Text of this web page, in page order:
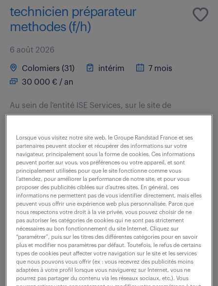
technicien préparateur
methodes (f/h)
6 août 2026
Colomiers (31) intérim
7 mois
30 000 € / an
Au sein de l'entité ISE Services, sur le site de
pour la production - Assurer le support...
voir l'offre
technicien méthodes
industrialisation (f/h)
8 avril 2026
Lorsque vous visitez notre site web, le Groupe Randstad France et ses
partenaires peuvent stocker et récupérer des informations sur votre
navigateur, principalement sous la forme de cookies. Ces informations
peuvent porter sur vous, vos préférences ou votre appareil, et sont
principalement utilisées pour que le site fonctionne comme vous
l’attendez, pour améliorer la performance de notre site, et pour vous
proposer des publicités ciblées sur d’autres sites. En général, ces
informations ne permettent pas de vous identifier directement, mais elles
peuvent vous offrir une expérience web plus personnalisée. Parce que
nous respectons votre droit à la vie privée, vous pouvez choisir de ne
pas autoriser les catégories de cookies qui ne sont pas strictement
nécessaires au bon fonctionnement du site Internet. Cliquez sur
“paramétrer”, puis sur les titres des différentes catégories pour en savoir
plus et modifier nos paramètres par défaut. Toutefois, le refus de certains
types de cookies peut affecter votre navigation sur le site et les services
que nous pouvons vous offrir (ex : vous recevrez des publicités moins
adaptées à votre profil lorsque vous naviguerez sur Internet, vous ne
pourrez pas partager du contenu via les réseaux sociaux, etc.). Vous